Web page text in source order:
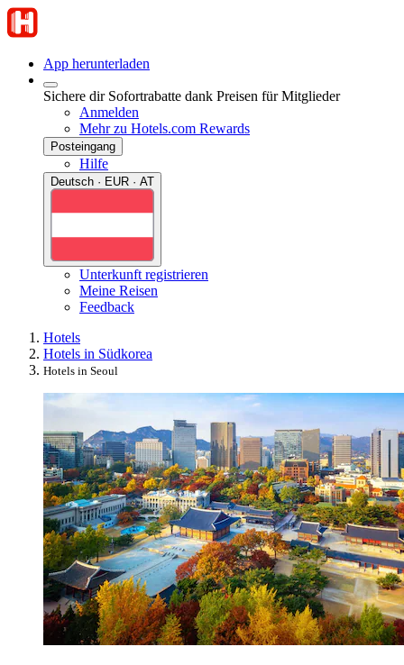
App herunterladen
Sichere dir Sofortrabatte dank Preisen für Mitglieder
Anmelden
Mehr zu Hotels.com Rewards
Posteingang
Hilfe
Deutsch · EUR · AT
Unterkunft registrieren
Meine Reisen
Feedback
Hotels
Hotels in Südkorea
Hotels in Seoul